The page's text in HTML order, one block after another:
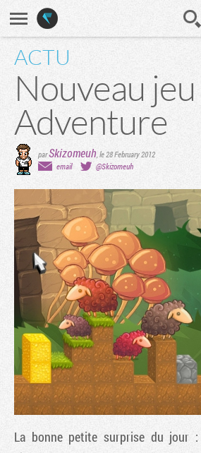
ACTU
Nouveau
Adventure
parSkizomeuh le 28 February 2012
email
@Skizomeuh
La bonne petite surprise du jour